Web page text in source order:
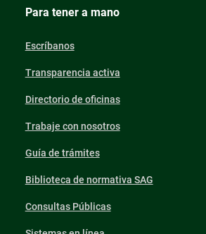
Para tener a mano
Escríbanos
Transparencia activa
Directorio de oficinas
Trabaje con nosotros
Guía de trámites
Biblioteca de normativa SAG
Consultas Públicas